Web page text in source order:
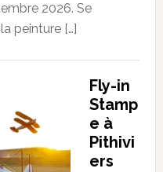
2026. Se
peinture […]
Fly-in
Stamp
e à
Pithivi
ers